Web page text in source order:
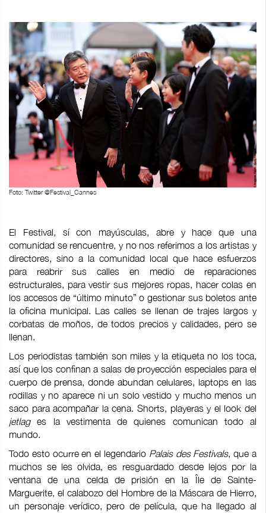
Foto: Twitter @Festival_Cannes
El Festival, sí con mayúsculas, abre y hace que una
comunidad se rencuentre, y no nos referimos a los artistas y
directores, sino a la comunidad local que hace esfuerzos
para reabrir sus calles en medio de reparaciones
estructurales, para vestir sus mejores ropas, hacer colas en
los accesos de “último minuto” o gestionar sus boletos ante
la oficina municipal. Las calles se llenan de trajes largos y
corbatas de moños, de todos precios y calidades, pero se
llenan.
Los periodistas también son miles y la etiqueta no los toca,
así que los confinan a salas de proyección especiales para el
cuerpo de prensa, donde abundan celulares, laptops en las
rodillas y no aparece ni un solo vestido y mucho menos un
saco para acompañar la cena. Shorts, playeras y el look del
jetlages la vestimenta de quienes comunican todo al
mundo.
Todo esto ocurre en el legendario Palais des Festivals, que a
muchos se les olvida, es resguardado desde lejos por la
ventana de una celda de prisión en la Île de Sainte-
Marguerite, el calabozo del Hombre de la Máscara de Hierro,
un personaje verídico, pero de película, que ha llegado al